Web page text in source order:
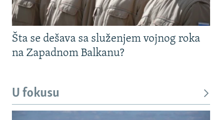
Šta se dešava sa služenjem vojnog roka
na Zapadnom Balkanu?
U fokusu